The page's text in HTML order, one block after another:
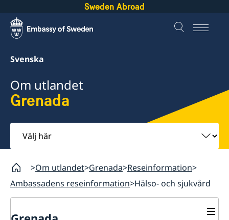
Sweden Abroad
Svenska
Om utlandet
Grenada
Välj
här
Om utlandet Grenada Reseinformation
Ambassadens reseinformation Hälso- och sjukvård